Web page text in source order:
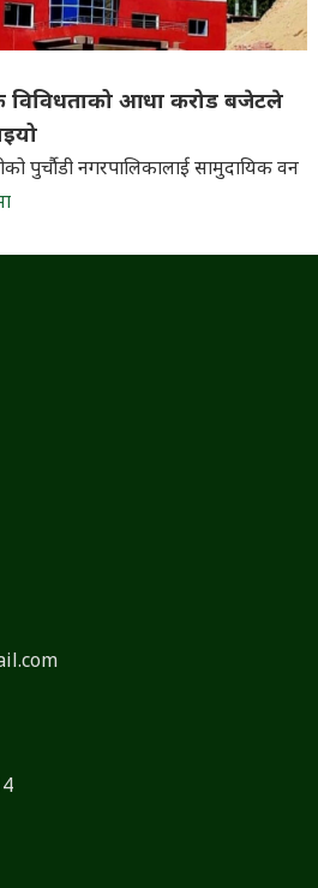
विविधताको आधा करोड बजेटले
पुर्चौडी नगरपालिकालाई सामुदायिक वन